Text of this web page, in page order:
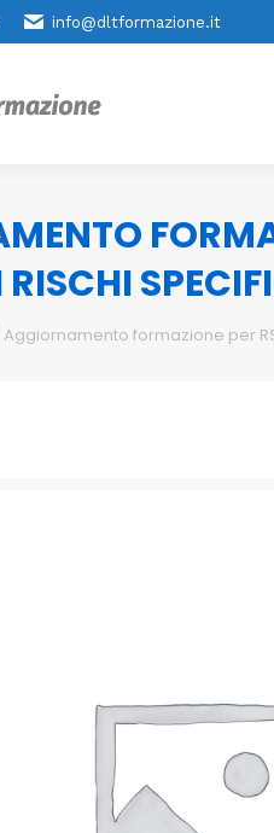
info@dltformazione.it
RISCHI
Aggiornamento formazione per